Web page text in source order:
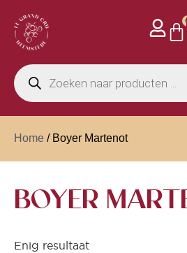
0
Home / Boyer Martenot
BOYER
Enig resultaat